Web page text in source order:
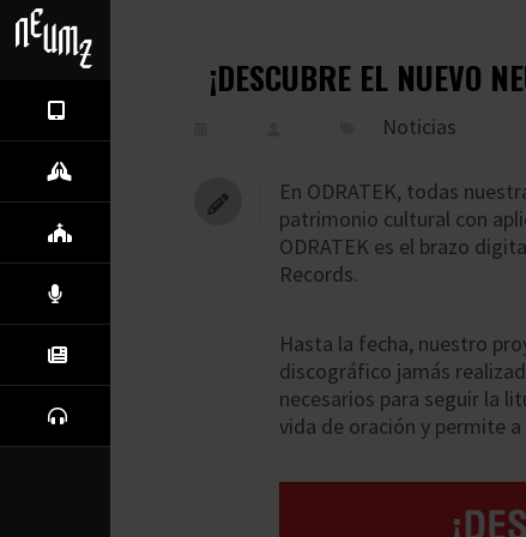
¡DESCUBRE EL NUEVO
Noticias
En ODRATEK, todas
patrimonio cultural con
ODRATEK es el brazo
Records.
Hasta la fecha, nuestro
discográfico jamás
necesarios para seguir la
vida de oración y permite